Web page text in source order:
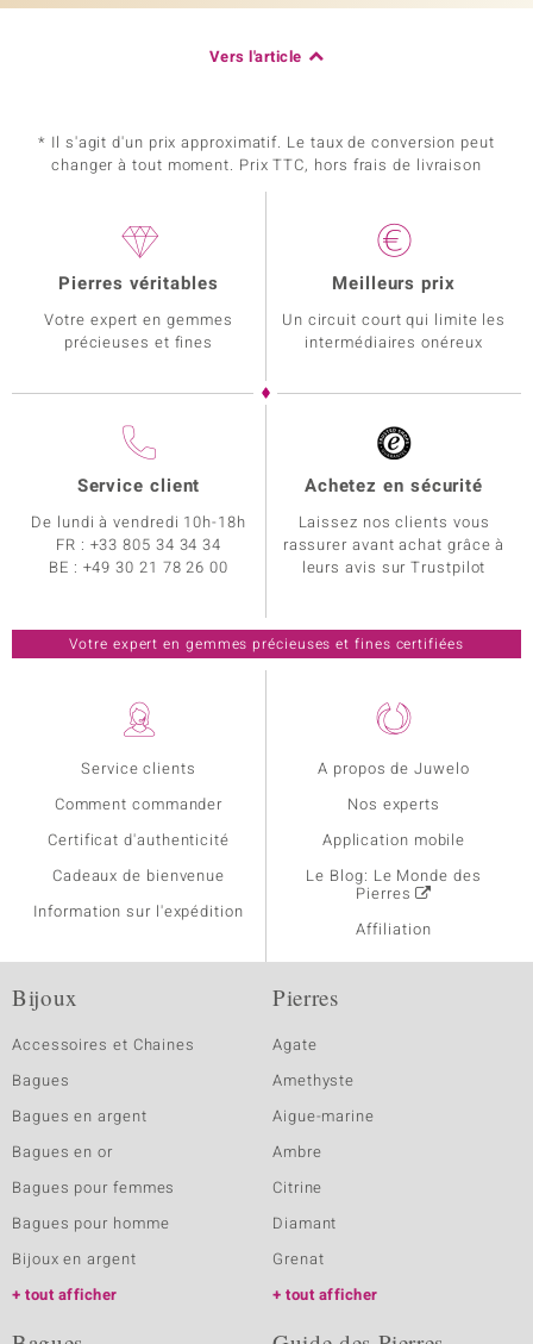
Vers l'article
* Il s'agit d'un prix approximatif. Le taux de conversion peut
changer à tout moment. Prix TTC, hors frais de livraison
Service clients
Comment commander
Certificat d'authenticité
Cadeaux de bienvenue
Information sur l'expédition
A propos de Juwelo
Nos experts
Application mobile
Le Blog: Le Monde des
Pierres
Affiliation
Pierres véritables
Votre expert en gemmes
précieuses et fines
Meilleurs prix
Un circuit court qui limite les
intermédiaires onéreux
Service client
De lundi à vendredi 10h-18h
FR : +33 805 34 34 34
BE : +49 30 21 78 26 00
Achetez en sécurité
Laissez nos clients vous
rassurer avant achat grâce à
leurs avis sur Trustpilot
Votre expert en gemmes précieuses et fines certifiées
Bijoux
Accessoires et Chaines
Bagues
Bagues en argent
Bagues en or
Bagues pour femmes
Bagues pour homme
Bijoux en argent
tout afficher
Pierres
Agate
Amethyste
Aigue-marine
Ambre
Citrine
Diamant
Grenat
tout afficher